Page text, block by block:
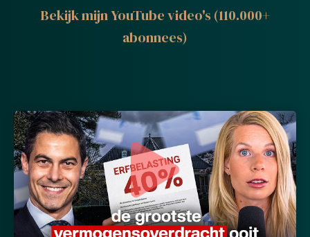
Bekijk mijn YouTube video's (110.000+
abonnees)